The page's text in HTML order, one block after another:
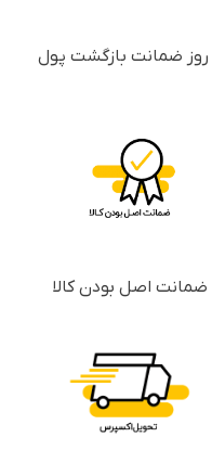
ضمانت اصل بودن کالا